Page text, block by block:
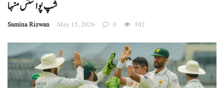
شپ پوائنٹس منہا
Samina Rizwan May 15, 2026 0 102